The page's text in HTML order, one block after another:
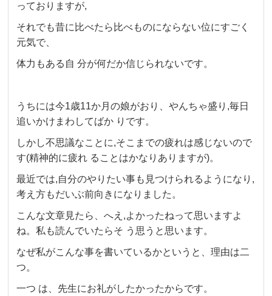
っておりますが,
それでも昔に比べたら比べものにならない位にすごく
元気で、
体力もある自 分が何だか信じられないです。
うちには今1歳11か月の娘がおり、やんちゃ盛り,毎日
追いかけまわしてばか りです。
しかし不思議なことに,そこまでの疲れは感じないので
す(精神的に疲れ ることはかなりありますが)。
最近では,自分のやりたい事も見つけられるようになり,
考え方もだいぶ前向きになりました。
こんな文章見たら、へえ,よかったねって思いますよ
ね。私も読んでいたらそ う思うと思います。
なぜ私がこんな事を書いているかというと、理由は二
つ。
一つ は、先生にお礼がしたかったからです。